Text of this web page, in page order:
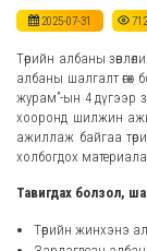
2025-07-31 712
Төрийн албаны
албаны шалгалт
журам”-ын 4 дүгээр
хооронд шилжин
ажиллаж байгаа
холбогдох
Тавигдах болзол,
Төрийн жинхэнэ